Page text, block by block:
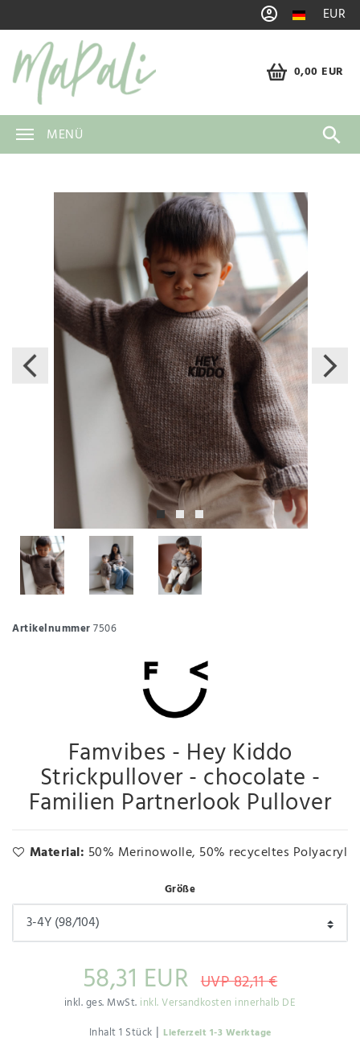
EUR
0,00 EUR
MENÜ
Artikelnummer7506
Famvibes - Hey Kiddo
Strickpullover - chocolate -
Familien Partnerlook Pullover
Material: 50% Merinowolle, 50% recyceltes Polyacryl
Größe
58,31 EUR UVP 82,11 €
inkl. ges. MwSt. inkl. Versandkosten innerhalb DE
Inhalt1 Stück | Lieferzeit 1-3 Werktage